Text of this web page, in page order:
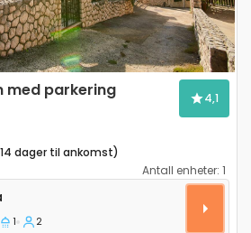
med parkering 4,1
dager til ankomst)
Antall enheter: 1
AS-19125-a
1 2